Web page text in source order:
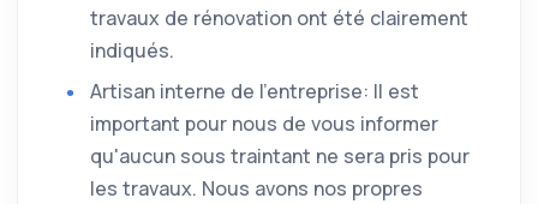
travaux de rénovation ont été clairement
indiqués.
Artisan interne de l'entreprise: Il est
important pour nous de vous informer
qu'aucun sous traintant ne sera pris pour
les travaux. Nous avons nos propres